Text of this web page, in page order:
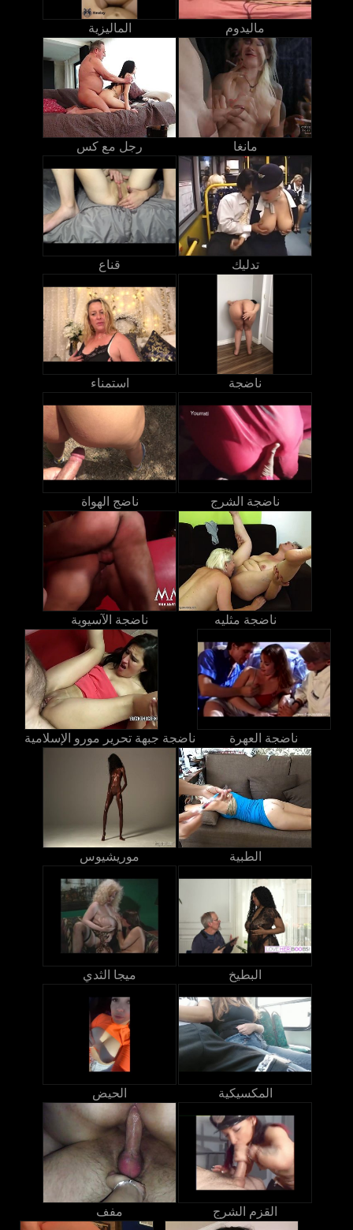
الماليزية ماليدوم
رجل مع كس مانغا
قناع تدليك
استمناء ناضجة
ناضج الهواة ناضجة الشرج
ناضجة الآسيوية ناضجة مثليه
ناضجة جبهة تحرير مورو الإسلامية ناضجة العهرة
موريشيوس الطبية
ميجا الثدي البطيخ
الحيض المكسيكية
مفف القزم الشرج